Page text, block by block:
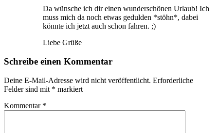
Da wünsche ich dir einen wunderschönen Urlaub! Ich
muss mich da noch etwas gedulden *stöhn*, dabei
könnte ich jetzt auch schon fahren. ;)
Liebe Grüße
Schreibe einen Kommentar
Deine E-Mail-Adresse wird nicht veröffentlicht. Erforderliche
Felder sind mit * markiert
Kommentar *